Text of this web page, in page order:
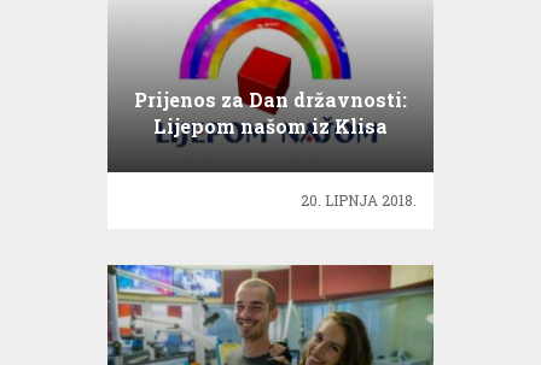
Prijenos za Dan državnosti:
Lijepom našom iz Klisa
20. LIPNJA 2018.